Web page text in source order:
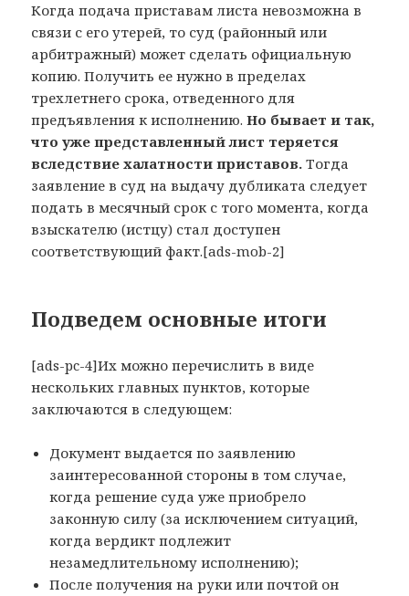
Когда подача приставам листа невозможна в
связи с его утерей, то суд (районный или
арбитражный) может сделать официальную
копию. Получить ее нужно в пределах
трехлетнего срока, отведенного для
предъявления к исполнению.Но бывает и так,
что уже представленный лист теряется
вследствие халатности приставов. Тогда
заявление в суд на выдачу дубликата следует
подать в месячный срок с того момента, когда
взыскателю (истцу) стал доступен
соответствующий факт.[ads-mob-2]
Подведем основные итоги
[ads-pc-4]Их можно перечислить в виде
нескольких главных пунктов, которые
заключаются в следующем:
Документ выдается по заявлению
заинтересованной стороны в том случае,
когда решение суда уже приобрело
законную силу (за исключением ситуаций,
когда вердикт подлежит
незамедлительному исполнению);
После получения на руки или почтой он